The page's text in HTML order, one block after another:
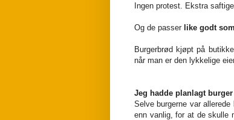
Ingen protest. Ekstra
Og de passer like godt
Burgerbrød kjøpt på
når man er den lykkelige
Jeg hadde planlagt
Selve burgerne var
enn vanlig, for at de skulle